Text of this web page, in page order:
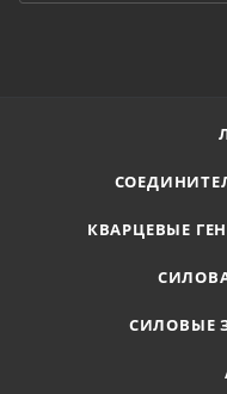
КВАРЦЕВЫЕ
СИЛОВЫЕ